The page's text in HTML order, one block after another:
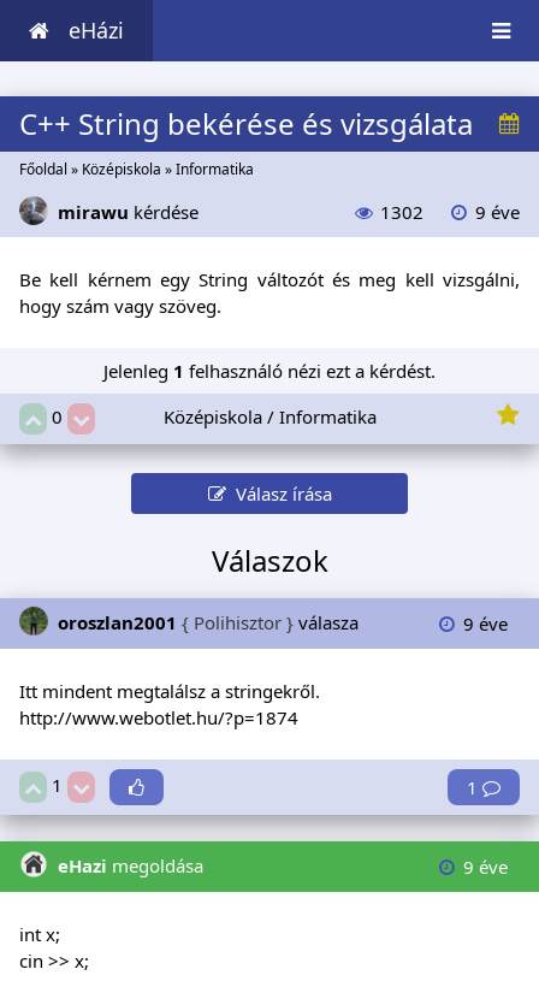
eHázi
C++ String bekérése és vizsgálata
Főoldal » Középiskola »Informatika
mirawu kérdése 1302 9 éve
Be kell kérnem egy String változót és meg kell vizsgálni,
hogy szám vagy szöveg.
Jelenleg 1 felhasználó nézi ezt a kérdést.
0
Középiskola / Informatika
Válasz írása
Válaszok
oroszlan2001 { Polihisztor } válasza 9 éve
Itt mindent megtalálsz a stringekről.
http://www.webotlet.hu/?p=1874
1 1
eHazi megoldása 9 éve
int x;
cin >> x;